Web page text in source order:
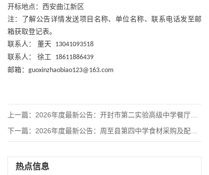
开标地点：西安曲江新区
注：了解公告详情发送项目名称、单位名称、联系电话发至邮
箱获取登记表。
联系人：
董天 13041093518
联系人：
徐工
18611886439
邮箱： guoxinzhaobiao123@163.com
上一篇： 2026年度最新公告：开封市第二实验高级中学餐厅自营项目公开
下一篇： 2026年度最新公告：周至县第四中学食材采购及配送项目招标公
热点信息